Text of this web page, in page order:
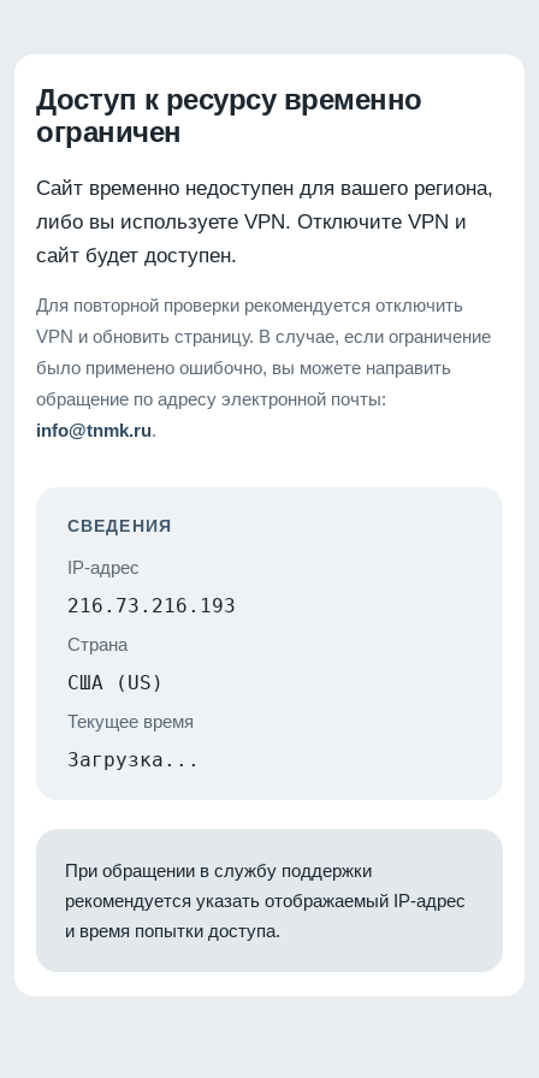
Доступ к ресурсу временно
ограничен
Сайт временно недоступен для вашего региона,
либо вы используете VPN. Отключите VPN и
сайт будет доступен.
Для повторной проверки рекомендуется отключить
VPN и обновить страницу. В случае, если ограничение
было применено ошибочно, вы можете направить
обращение по адресу электронной почты:
info@tnmk.ru.
СВЕДЕНИЯ
IP-адрес
216.73.216.193
Страна
США (US)
Текущее время
Загрузка...
При обращении в службу поддержки
рекомендуется указать отображаемый IP-адрес
и время попытки доступа.